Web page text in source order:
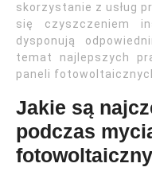
skorzystanie z usług
się czyszczeniem
dysponują
temat najlepszych
paneli
Jakie są
podczas